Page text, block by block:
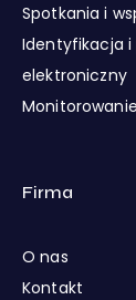
Spotkania i
Identyfikacja i
elektroniczny
Firma
O nas
Kontakt